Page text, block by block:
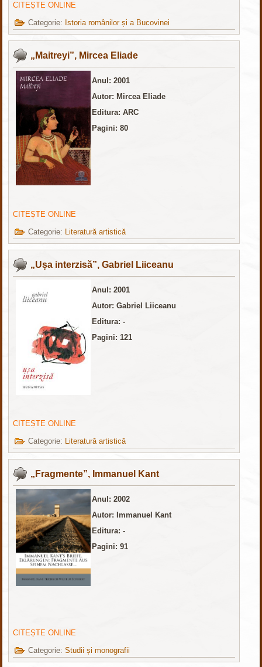
CITEȘTE ONLINE
Categorie: Istoria românilor și a Bucovinei
„Maitreyi”, Mircea Eliade
Anul: 2001
Autor: Mircea Eliade
Editura: ARC
Pagini: 80
CITEȘTE ONLINE
Categorie:
Literatură artistică
„Ușa interzisă”, Gabriel Liiceanu
Anul: 2001
Autor: Gabriel Liiceanu
Editura: -
Pagini: 121
CITEȘTE ONLINE
Categorie:
Literatură artistică
„Fragmente”, Immanuel Kant
Anul: 2002
Autor: Immanuel Kant
Editura: -
Pagini: 91
CITEȘTE ONLINE
Categorie:Studii și monografii